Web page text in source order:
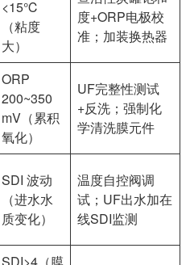
<15℃
（粘度
大）
度+ORP电极校
准；加装换热器
ORP
200~350
mV（累积
氧化）
UF完整性测试
+反洗；强制化
学清洗膜元件
SDI 波动
（进水水
质变化）
温度自控阀调
试；UF出水加在
线SDI监测